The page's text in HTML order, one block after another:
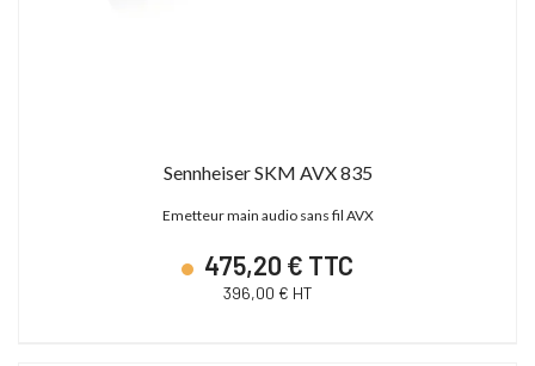
Sennheiser SKM AVX 835
Emetteur main audio sans fil AVX
475,20 € TTC
396,00 € HT